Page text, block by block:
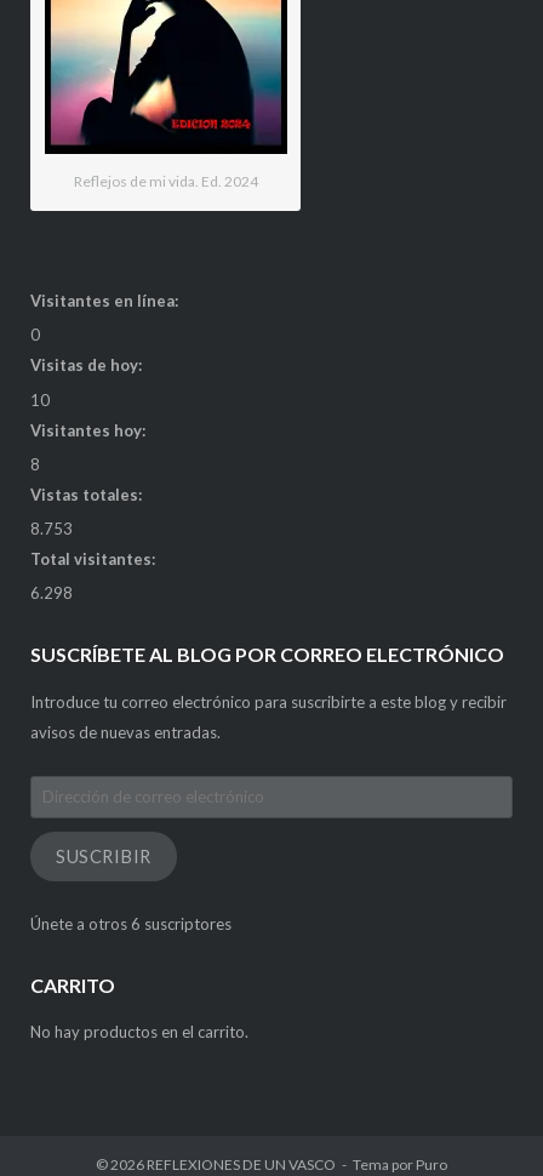
Reflejos de mi vida. Ed. 2024
Visitantes en línea:
0
Visitas de hoy:
10
Visitantes hoy:
8
Vistas totales:
8.753
Total visitantes:
6.298
SUSCRÍBETE AL BLOG POR CORREO ELECTRÓNICO
Introduce tu correo electrónico para suscribirte a este blog y recibir
avisos de nuevas entradas.
Dirección
de
correo
electrónico
SUSCRIBIR
Únete a otros 6 suscriptores
CARRITO
No hay productos en el carrito.
© 2026 REFLEXIONES DE UN VASCO Tema por Puro